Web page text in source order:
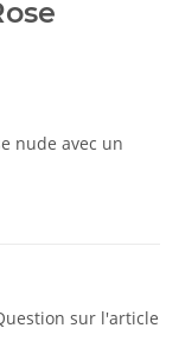
nude avec un
sur l'article